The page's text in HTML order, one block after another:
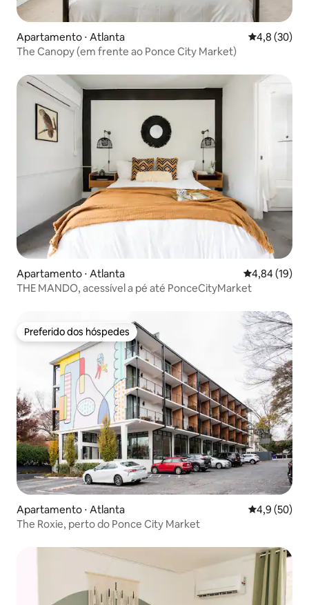
Apartamento ⋅ Atlanta 4,8 de uma
4,8 (30)
The Canopy (em frente ao Ponce City Market)
Apartamento ⋅ Atlanta 4,84 de uma
4,84 (19)
THE MANDO, acessível a pé até PonceCityMarket
Preferido dos hóspedes
Preferido dos hóspedes
Apartamento ⋅ Atlanta 4,9 de uma
4,9 (50)
The Roxie, perto do Ponce City Market